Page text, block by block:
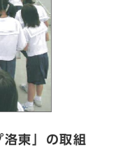
東」の取組